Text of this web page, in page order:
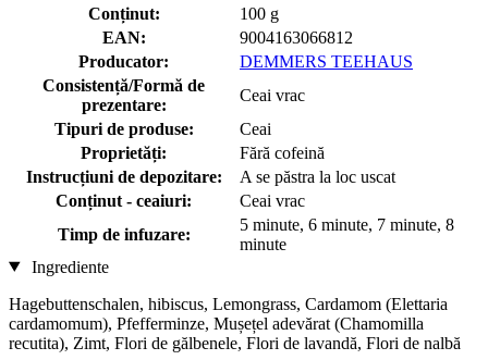
Conținut:
100 g
EAN:
9004163066812
Producator:
DEMMERS TEEHAUS
Consistență/Formă de
prezentare:
Ceai vrac
Tipuri de produse:
Ceai
Proprietăți:
Fără cofeină
Instrucțiuni de depozitare:
A se păstra la loc uscat
Conținut - ceaiuri:
Ceai vrac
Timp de infuzare:
5 minute, 6 minute, 7 minute, 8
minute
Ingrediente
Hagebuttenschalen, hibiscus, Lemongrass, Cardamom (Elettaria
cardamomum), Pfefferminze, Mușețel adevărat (Chamomilla
recutita), Zimt, Flori de gălbenele, Flori de lavandă, Flori de nalbă